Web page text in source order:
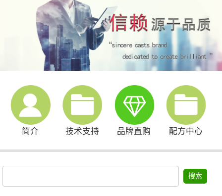
简介 技术支持 品牌直购 配方中心
搜索